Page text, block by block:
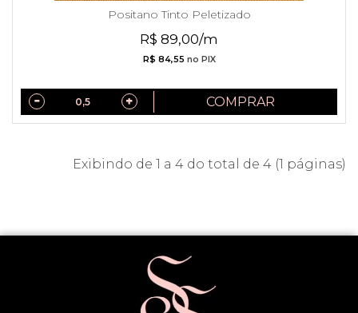
Positano Tinto Peletizado
R$ 89,00/m
R$ 84,55 no PIX
COMPRAR
Exibindo de 1 a 4 do total de 4 (1 páginas)